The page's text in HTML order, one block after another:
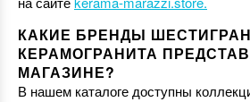
КАКИЕ БРЕНДЫ
КЕРАМОГРАНИТА
МАГАЗИНЕ?
В нашем каталоге доступны